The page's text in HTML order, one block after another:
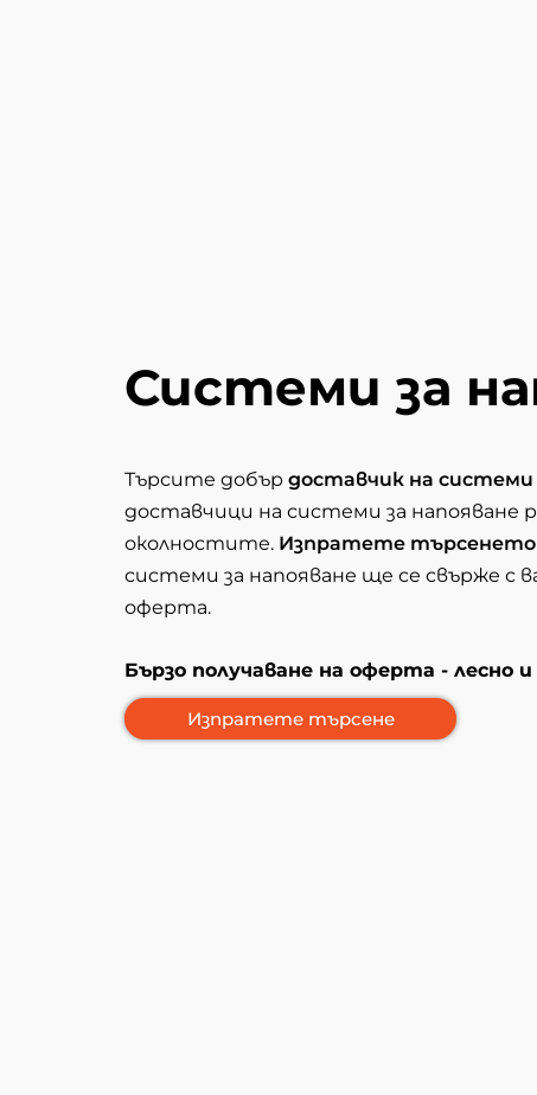
Системи за
Търсите добърдоставчик на системи
доставчици на системи за напояване
околностите. Изпратете търсенето
системи за напояване ще се свърже с
оферта.
Бързо получаване на оферта - лесно